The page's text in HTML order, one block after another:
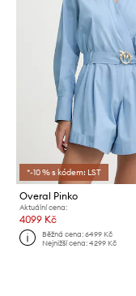
*-10 % s kódem: LST
Overal Pinko
Aktuální cena:
4099 Kč
Běžná cena:6499 Kč
Nejnižší cena:4299 Kč